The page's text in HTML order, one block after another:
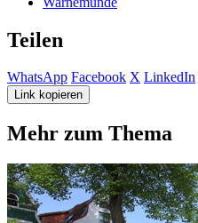
Teilen
WhatsApp Facebook X LinkedIn
Link kopieren
Mehr zum Thema